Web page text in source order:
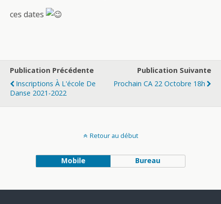
ces dates
Publication Précédente
Inscriptions À L'école De
Danse 2021-2022
Publication Suivante
Prochain CA 22 Octobre 18h
Retour au début
Mobile Bureau